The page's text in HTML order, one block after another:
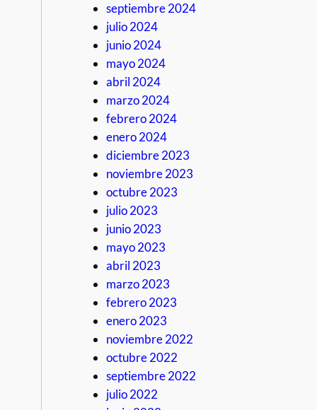
septiembre 2024
julio 2024
junio 2024
mayo 2024
abril 2024
marzo 2024
febrero 2024
enero 2024
diciembre 2023
noviembre 2023
octubre 2023
julio 2023
junio 2023
mayo 2023
abril 2023
marzo 2023
febrero 2023
enero 2023
noviembre 2022
octubre 2022
septiembre 2022
julio 2022